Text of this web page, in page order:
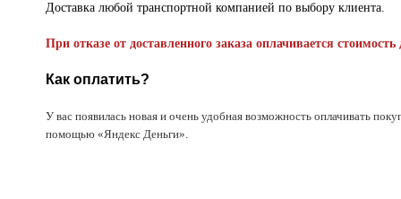
Доставка любой транспортной компанией по выбору клиента.
При отказе от доставленного заказа оплачивается стоимость
Как оплатить?
У вас появилась новая и очень удобная возможность оплачивать
помощью «Яндекс Деньги».